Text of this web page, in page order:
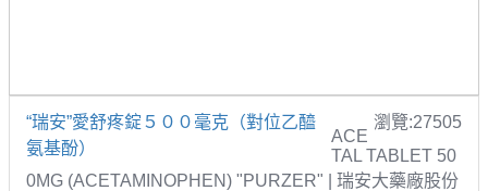
“瑞安”愛舒疼錠５００毫克（對位乙醯
氨基酚）
瀏覽:27505
ACE
TAL TABLET 50
0MG (ACETAMINOPHEN) "PURZER" | 瑞安大藥廠股份